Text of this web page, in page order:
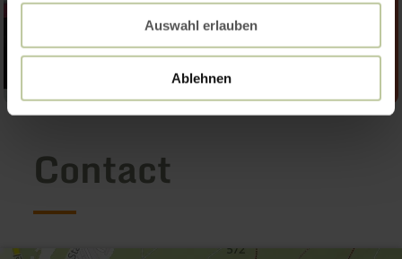
Auswahl erlauben
Ablehnen
Contact